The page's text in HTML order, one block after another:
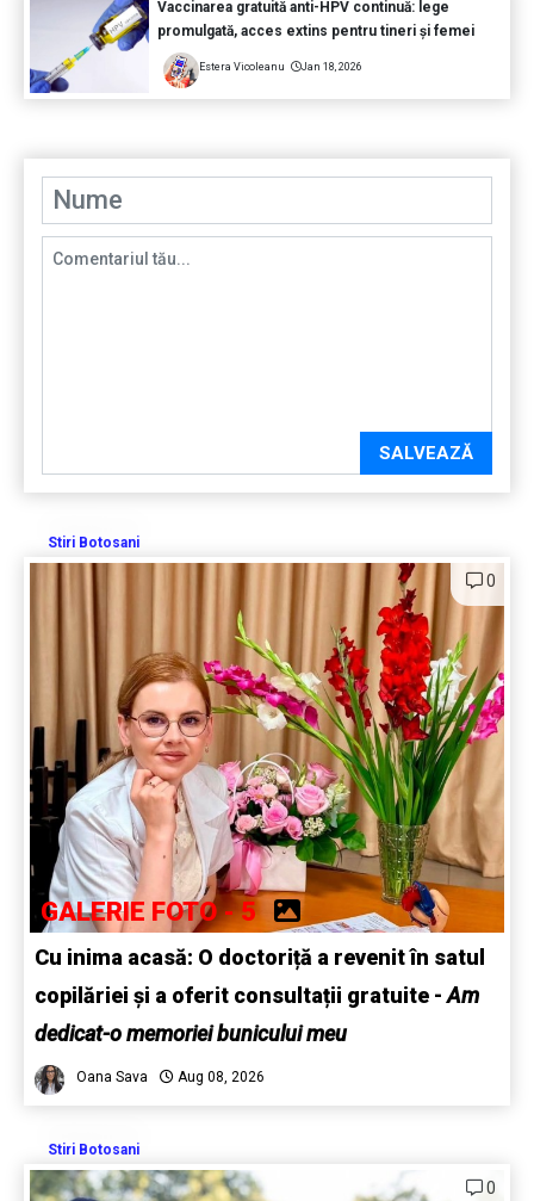
Vaccinarea gratuită anti-HPV continuă: lege
promulgată, acces extins pentru tineri și femei
Estera Vicoleanu Jan 18, 2026
SALVEAZĂ
Stiri Botosani
0
GALERIE FOTO - 5
Cu inima acasă: O doctoriță a revenit în satul
copilăriei și a oferit consultații gratuite -Am
dedicat-o memoriei bunicului meu
Oana Sava Aug 08, 2026
Stiri Botosani
0